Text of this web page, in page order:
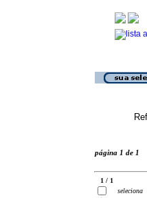
página 1 de 1
1 / 1
seleciona